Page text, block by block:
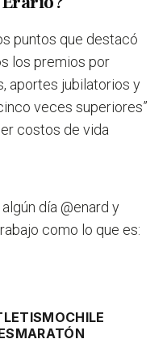
puntos que destacó
los premios por
aportes jubilatorios y
veces superiores”
costos de vida
día @enard y
como lo que es:
CHILE
MARATÓN